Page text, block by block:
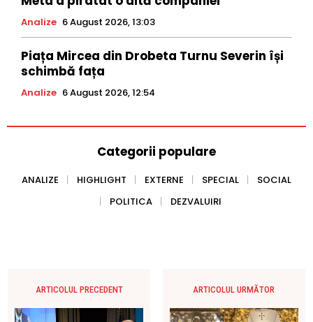
Analize 6 August 2026, 13:03
Piața Mircea din Drobeta Turnu Severin își
schimbă fața
Analize 6 August 2026, 12:54
Categorii populare
ANALIZE HIGHLIGHT EXTERNE SPECIAL
SOCIAL
POLITICA
DEZVALUIRI
ARTICOLUL PRECEDENT ARTICOLUL URMĂTOR